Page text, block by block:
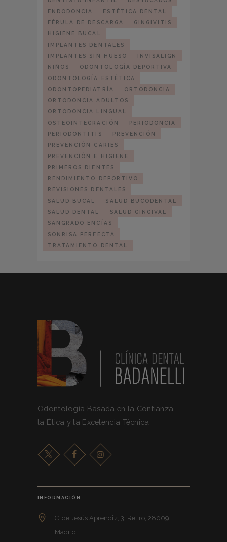
ENDODONCIA
ESTÉTICA DENTAL
FÉRULA DE DESCARGA
GINGIVITIS
HIGIENE BUCAL
IMPLANTES DENTALES
IMPLANTES SIN HUESO
INVISALIGN
NIÑOS
ODONTOLOGÍA DEPORTIVA
ODONTOLOGÍA ESTÉTICA
ODONTOPEDIATRÍA
ORTODONCIA
ORTODONCIA ADULTOS
ORTODONCIA LINGUAL
OSTEOINTEGRACIÓN
PERIODONCIA
PERIODONTITIS
PREVENCIÓN
PREVENCIÓN CARIES
PREVENCIÓN E HIGIENE
PRIMEROS DIENTES
RENDIMIENTO DEPORTIVO
REVISIONES DENTALES
SALUD BUCAL
SALUD BUCODENTAL
SALUD DENTAL
SALUD GINGIVAL
SANGRADO ENCÍAS
SONRISA PERFECTA
TRATAMIENTO DENTAL
Odontología Basada en la Confianza,
la Ética y la Excelencia Técnica
INFORMACIÓN
C. de Jesús Aprendiz, 3, Retiro, 28009
Madrid